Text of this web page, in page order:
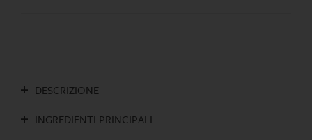
DESCRIZIONE
INGREDIENTI PRINCIPALI